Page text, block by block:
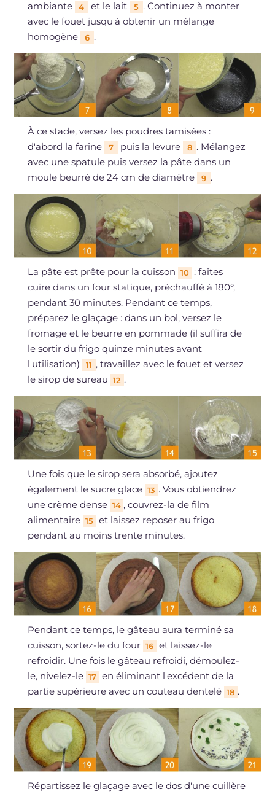
ambiante 4 et le lait 5 . Continuez à monter
avec le fouet jusqu'à obtenir un mélange
homogène
6 .
À ce stade, versez les poudres tamisées :
d'abord la farine
7 puis la levure 8 . Mélangez
avec une spatule puis versez la pâte dans un
moule beurré de 24 cm de diamètre
9 .
La pâte est prête pour la cuisson 10 : faites
cuire dans un four statique, préchauffé à 180°,
pendant 30 minutes. Pendant ce temps,
préparez le glaçage : dans un bol, versez le
fromage et le beurre en pommade (il suffira de
le sortir du frigo quinze minutes avant
l'utilisation)
11 , travaillez avec le fouet et versez
le sirop de sureau 12 .
Une fois que le sirop sera absorbé, ajoutez
également le sucre glace 13 . Vous obtiendrez
une crème dense 14 , couvrez-la de film
alimentaire 15 et laissez reposer au frigo
pendant au moins trente minutes.
Pendant ce temps, le gâteau aura terminé sa
cuisson, sortez-le du four 16 et laissez-le
refroidir. Une fois le gâteau refroidi, démoulez-
le, nivelez-le 17 en éliminant l'excédent de la
partie supérieure avec un couteau dentelé 18 .
Répartissez le glaçage avec le dos d'une cuillère